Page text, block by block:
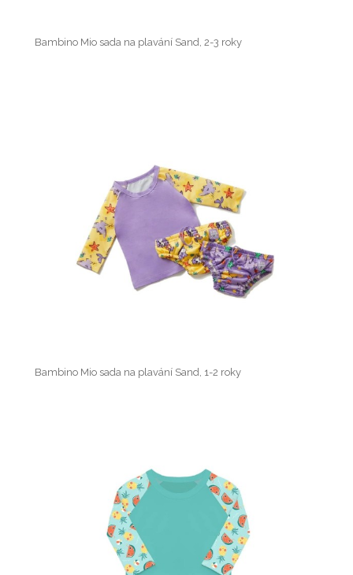
Bambino Mio sada na plavání Sand, 2-3 roky
Bambino Mio sada na plavání Sand, 1-2 roky